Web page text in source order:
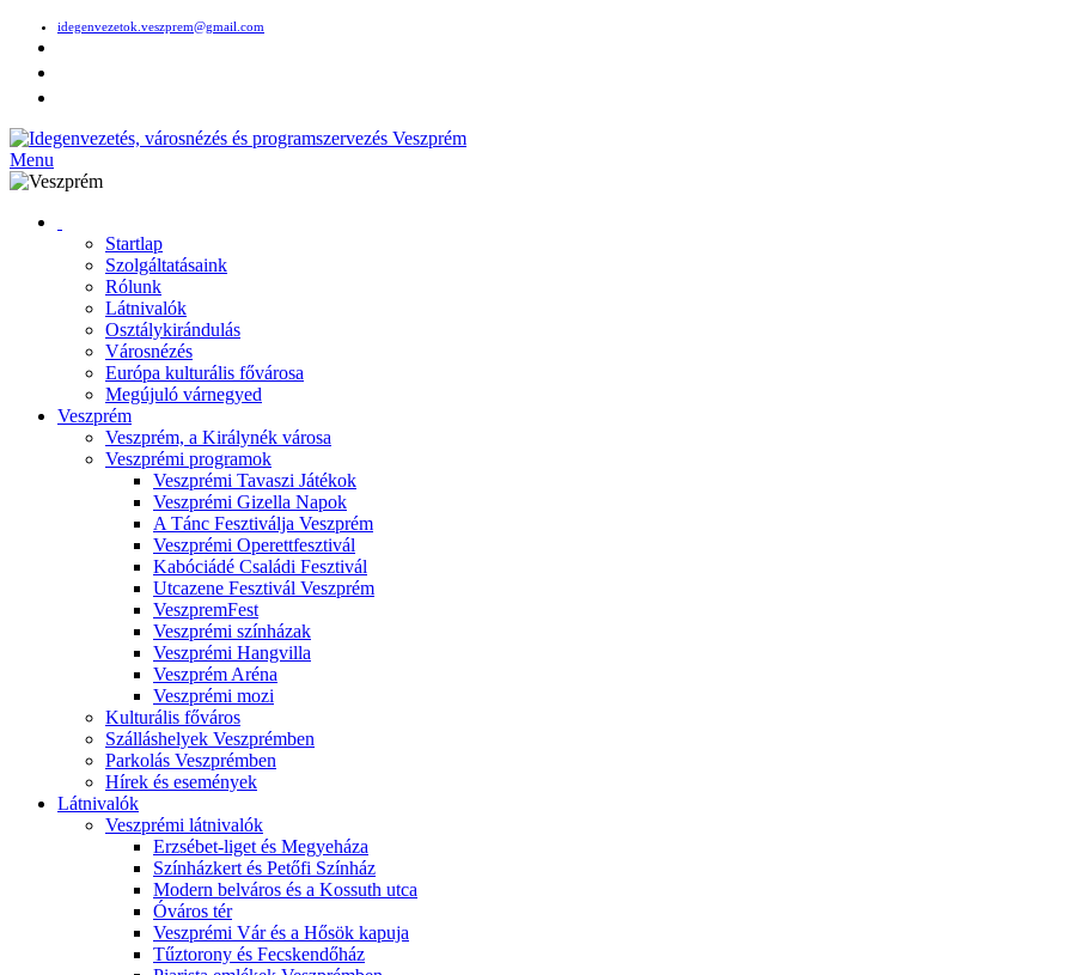
idegenvezetok.veszprem@gmail.com
Menu
Startlap
Szolgáltatásaink
Rólunk
Látnivalók
Osztálykirándulás
Városnézés
Európa kulturális fővárosa
Megújuló várnegyed
Veszprém
Veszprém, a Királynék városa
Veszprémi programok
Veszprémi Tavaszi Játékok
Veszprémi Gizella Napok
A Tánc Fesztiválja Veszprém
Veszprémi Operettfesztivál
Kabóciádé Családi Fesztivál
Utcazene Fesztivál Veszprém
VeszpremFest
Veszprémi színházak
Veszprémi Hangvilla
Veszprém Aréna
Veszprémi mozi
Kulturális főváros
Szálláshelyek Veszprémben
Parkolás Veszprémben
Hírek és események
Látnivalók
Veszprémi látnivalók
Erzsébet-liget és Megyeháza
Színházkert és Petőfi Színház
Modern belváros és a Kossuth utca
Óváros tér
Veszprémi Vár és a Hősök kapuja
Tűztorony és Fecskendőház